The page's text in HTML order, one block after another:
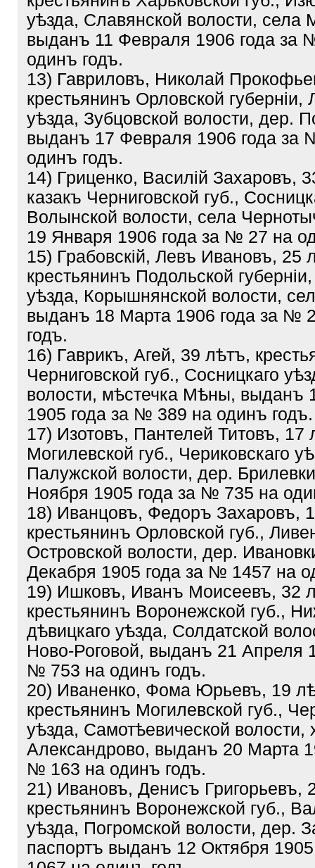
уѣзда, Славянской волости, села
выданъ 11 Февраля 1906 года за
одинъ годъ.
13) Гавриловъ, Николай
крестьянинъ Орловской губерніи,
уѣзда, Зубцовской волости, дер.
выданъ 17 Февраля 1906 года за
одинъ годъ.
14) Гриценко, Василій Захаровъ,
казакъ Черниговской губ.,
Волынской волости, села
19 Января 1906 года за № 27 на
15) Грабовскій, Левъ Ивановъ, 25
крестьянинъ Подольской
уѣзда, Корышнянской волости,
выданъ 18 Марта 1906 года за №
годъ.
16) Гаврикъ, Агей, 39 лѣтъ,
Черниговской губ., Сосницкаго
волости, мѣстечка Мѣны, выданъ
1905 года за № 389 на одинъ годъ.
17) Изотовъ, Пантелей Титовъ, 17
Могилевской губ., Чериковскаго
Палужской волости, дер.
Ноября 1905 года за № 735 на
18) Иванцовъ, Федоръ Захаровъ,
крестьянинъ Орловской губ.,
Островской волости, дер.
Декабря 1905 года за № 1457 на
19) Ишковъ, Иванъ Моисеевъ, 32
крестьянинъ Воронежской губ.,
дѣвицкаго уѣзда, Солдатской
Ново-Роговой, выданъ 21 Апреля
№ 753 на одинъ годъ.
20) Иваненко, Фома Юрьевъ, 19
крестьянинъ Могилевской губ.,
уѣзда, Самотѣевической волости,
Александрово, выданъ 20 Марта
№ 163 на одинъ годъ.
21) Ивановъ, Денисъ Григорьевъ,
крестьянинъ Воронежской губ.,
уѣзда, Погромской волости, дер.
паспортъ выданъ 12 Октября